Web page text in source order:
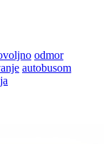
odmor
autobusom